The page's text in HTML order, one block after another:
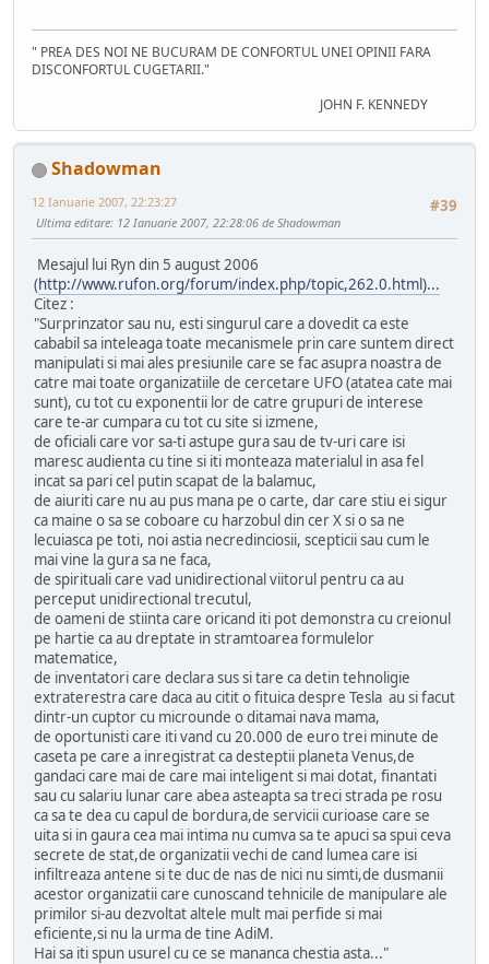
" PREA DES NOI NE BUCURAM DE CONFORTUL UNEI OPINII FARA
DISCONFORTUL CUGETARII."
JOHN F. KENNEDY
Shadowman
#39
12 Ianuarie 2007, 22:23:27
Ultima editare: 12 Ianuarie 2007, 22:28:06 de Shadowman
Mesajul lui Ryn din 5 august 2006
(http://www.rufon.org/forum/index.php/topic,262.0.html)...
Citez :
"Surprinzator sau nu, esti singurul care a dovedit ca este
cababil sa inteleaga toate mecanismele prin care suntem direct
manipulati si mai ales presiunile care se fac asupra noastra de
catre mai toate organizatiile de cercetare UFO (atatea cate mai
sunt), cu tot cu exponentii lor de catre grupuri de interese
care te-ar cumpara cu tot cu site si izmene,
de oficiali care vor sa-ti astupe gura sau de tv-uri care isi
maresc audienta cu tine si iti monteaza materialul in asa fel
incat sa pari cel putin scapat de la balamuc,
de aiuriti care nu au pus mana pe o carte, dar care stiu ei sigur
ca maine o sa se coboare cu harzobul din cer X si o sa ne
lecuiasca pe toti, noi astia necredinciosii, scepticii sau cum le
mai vine la gura sa ne faca,
de spirituali care vad unidirectional viitorul pentru ca au
perceput unidirectional trecutul,
de oameni de stiinta care oricand iti pot demonstra cu creionul
pe hartie ca au dreptate in stramtoarea formulelor
matematice,
de inventatori care declara sus si tare ca detin tehnoligie
extraterestra care daca au citit o fituica despre Tesla au si facut
dintr-un cuptor cu microunde o ditamai nava mama,
de oportunisti care iti vand cu 20.000 de euro trei minute de
caseta pe care a inregistrat ca desteptii planeta Venus,de
gandaci care mai de care mai inteligent si mai dotat, finantati
sau cu salariu lunar care abea asteapta sa treci strada pe rosu
ca sa te dea cu capul de bordura,de servicii curioase care se
uita si in gaura cea mai intima nu cumva sa te apuci sa spui ceva
secrete de stat,de organizatii vechi de cand lumea care isi
infiltreaza antene si te duc de nas de nici nu simti,de dusmanii
acestor organizatii care cunoscand tehnicile de manipulare ale
primilor si-au dezvoltat altele mult mai perfide si mai
eficiente,si nu la urma de tine AdiM.
Hai sa iti spun usurel cu ce se mananca chestia asta..."